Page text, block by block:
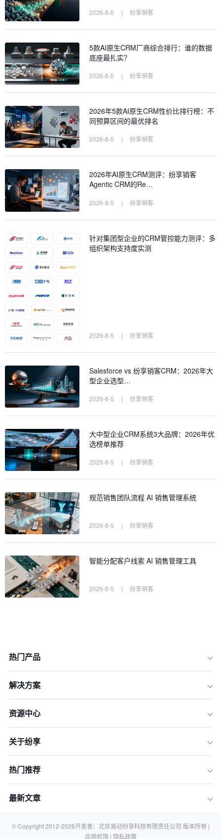
结语：拥抱2026销售管理新格局
2026-8-5 | 纷享销客
5款AI原生CRM厂商综合排行：谁的数据
底座最扎实？
2026-8-5 | 纷享销客
2026年5款AI原生CRM性价比排行榜：不
同预算区间的最优排名
2026-8-5 | 纷享销客
2026年AI原生CRM测评：纷享销客
Agentic CRM的Re…
2026-8-5 | 纷享销客
针对集团型企业的CRM管控能力测评：多
组织架构支持度实测
2026-8-5 | 纷享销客
Salesforce vs 纷享销客CRM：2026年大
型企业选型…
2026-8-5 | 纷享销客
大中型企业CRM系统3大品牌：2026年优
选榜单推荐
2026-8-5 | 纷享销客
规范销售团队流程 AI 销售管理系统
2026-8-5 | 纷享销客
智能分配客户线索 AI 销售管理工具
2026-8-5 | 纷享销客
热门产品
解决方案
资源中心
关于纷享
热门推荐
最新文章
© Copyright 2012-2026开发者：北京易动纷享科技有限责任公司 版本所有 |
应用权限 | 隐私政策